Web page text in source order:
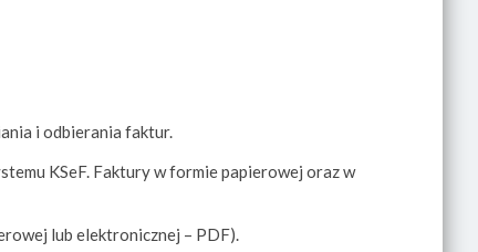
i odbierania faktur.
KSeF. Faktury w formie papierowej oraz w
lub elektronicznej – PDF).